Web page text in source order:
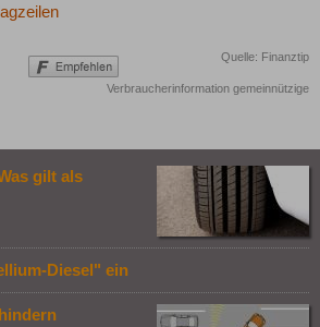
Quelle: Finanztip
Verbraucherinformation gemeinnützige
gilt als
Diesel" ein